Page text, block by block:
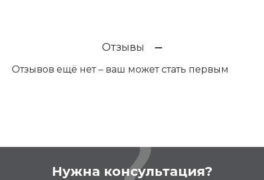
Отзывы
Отзывов ещё нет – ваш может стать первым
Нужна консультация?